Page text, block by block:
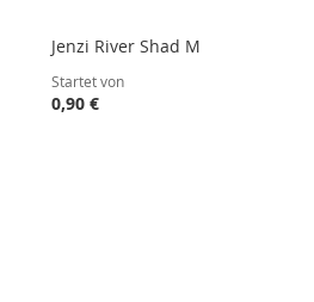
Jenzi River Shad M
Startet von
0,90 €